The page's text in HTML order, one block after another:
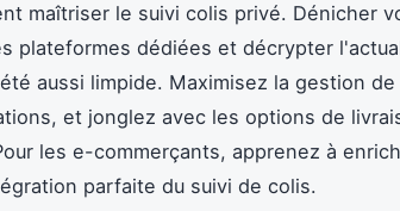
maîtriser le suivi colis privé. Dénicher
plateformes dédiées et décrypter
aussi limpide. Maximisez la gestion
et jonglez avec les options de
les e-commerçants, apprenez à
parfaite du suivi de colis.